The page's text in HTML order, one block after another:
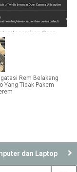
Kecerahan Open
Terlalu Terang
Rem Belakang
Yang Tidak Pakem
dan Laptop